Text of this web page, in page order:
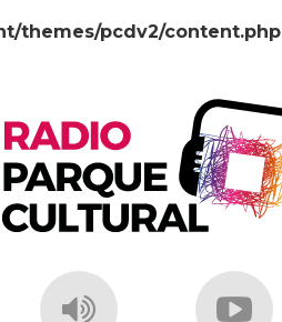
themes/pcdv2/content.php